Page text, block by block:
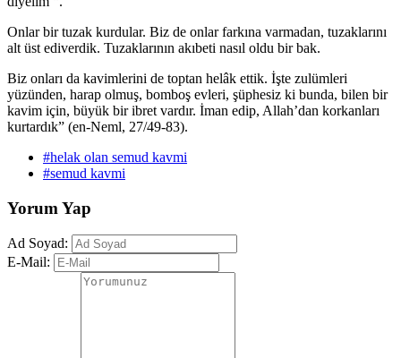
Onlar bir tuzak kurdular. Biz de onlar farkına varmadan, tuzaklarını
alt üst ediverdik. Tuzaklarının akıbeti nasıl oldu bir bak.
Biz onları da kavimlerini de toptan helâk ettik. İşte zulümleri
yüzünden, harap olmuş, bomboş evleri, şüphesiz ki bunda, bilen bir
kavim için, büyük bir ibret vardır. İman edip, Allah’dan korkanları
kurtardık” (en-Neml, 27/49-83).
#helak olan semud kavmi
#semud kavmi
Yorum Yap
Ad Soyad:
E-Mail: